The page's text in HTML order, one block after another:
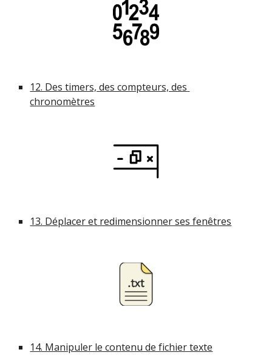
12. Des timers, des compteurs, des
chronomètres
13. Déplacer et redimensionner ses fenêtres
14. Manipuler le contenu de fichier texte